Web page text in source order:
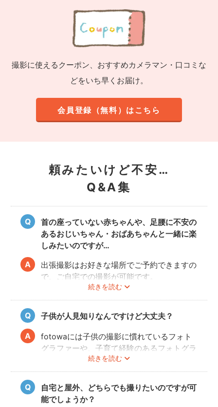
撮影に使えるクーポン、おすすめカメラマン・口コミな
どをいち早くお届け。
会員登録（無料）はこちら
頼みたいけど不安…
Q&A集
首の座っていない赤ちゃんや、足腰に不安の
あるおじいちゃん・おばあちゃんと一緒に楽
しみたいのですが…
続きを読む
出張撮影はお好きな場所でご予約できますの
で、ご自宅での撮影が可能です。
ご家族みなさんが撮りやすい場所をご指定い
ただければと思います。
子供が人見知りなんですけど大丈夫？
続きを読む
fotowaには子供の撮影に慣れているフォト
グラファーや、子育て経験のあるフォトグラ
ファーがたくさんいます！お子様のペースに
合わせて撮影をするので、人見知りのお子様
でも自然な表情を引き出してくれます。
自宅と屋外、どちらでも撮りたいのですが可
能でしょうか？